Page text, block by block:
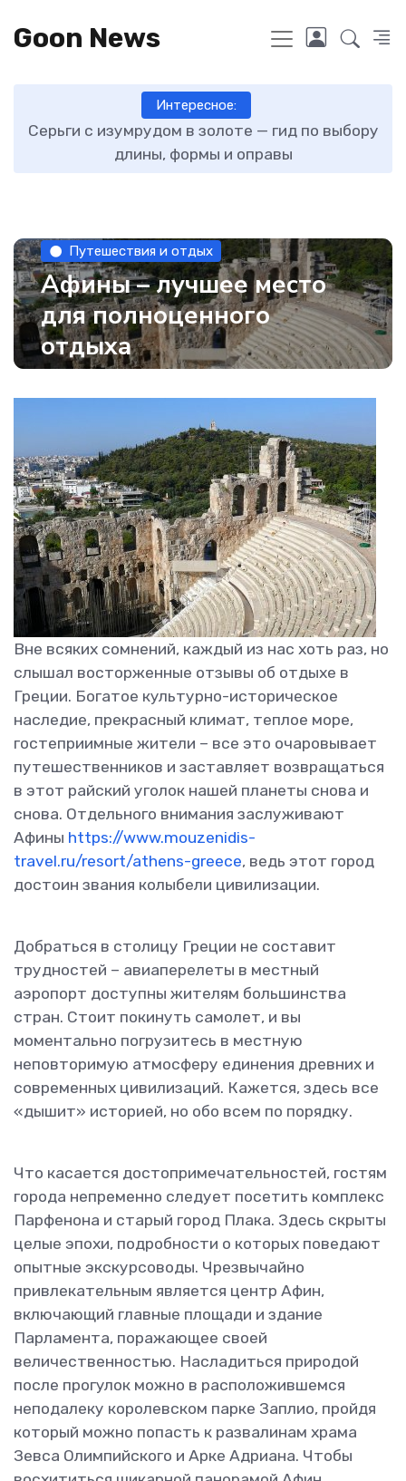
Goon News
Интересное:
Серьги с изумрудом в золоте — гид по выбору
длины, формы и оправы
Путешествия и отдых
Афины – лучшее место
для полноценного
отдыха
Вне всяких сомнений, каждый из нас хоть раз, но
слышал восторженные отзывы об отдыхе в
Греции. Богатое культурно-историческое
наследие, прекрасный климат, теплое море,
гостеприимные жители – все это очаровывает
путешественников и заставляет возвращаться
в этот райский уголок нашей планеты снова и
снова. Отдельного внимания заслуживают
Афины https://www.mouzenidis-
travel.ru/resort/athens-greece, ведь этот город
достоин звания колыбели цивилизации.
Добраться в столицу Греции не составит
трудностей – авиаперелеты в местный
аэропорт доступны жителям большинства
стран. Стоит покинуть самолет, и вы
моментально погрузитесь в местную
неповторимую атмосферу единения древних и
современных цивилизаций. Кажется, здесь все
«дышит» историей, но обо всем по порядку.
Что касается достопримечательностей, гостям
города непременно следует посетить комплекс
Парфенона и старый город Плака. Здесь скрыты
целые эпохи, подробности о которых поведают
опытные экскурсоводы. Чрезвычайно
привлекательным является центр Афин,
включающий главные площади и здание
Парламента, поражающее своей
величественностью. Насладиться природой
после прогулок можно в расположившемся
неподалеку королевском парке Заплио, пройдя
который можно попасть к развалинам храма
Зевса Олимпийского и Арке Адриана. Чтобы